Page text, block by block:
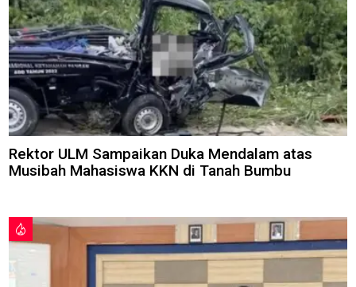
Rektor ULM Sampaikan Duka Mendalam atas
Musibah Mahasiswa KKN di Tanah Bumbu